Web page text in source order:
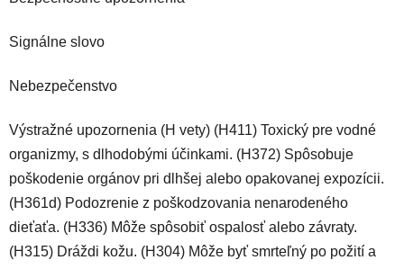
Signálne slovo
Nebezpečenstvo
Výstražné upozornenia (H vety) (H411) Toxický pre vodné
organizmy, s dlhodobými účinkami. (H372) Spôsobuje
poškodenie orgánov pri dlhšej alebo opakovanej expozícii.
(H361d) Podozrenie z poškodzovania nenarodeného
dieťaťa. (H336) Môže spôsobiť ospalosť alebo závraty.
(H315) Dráždi kožu. (H304) Môže byť smrteľný po požití a